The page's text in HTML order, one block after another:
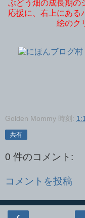
ぶどう畑の成長期の
応援に、右上にある
絵のク
Golden Mommy 時刻:
共有
0 件のコメント:
コメントを投稿